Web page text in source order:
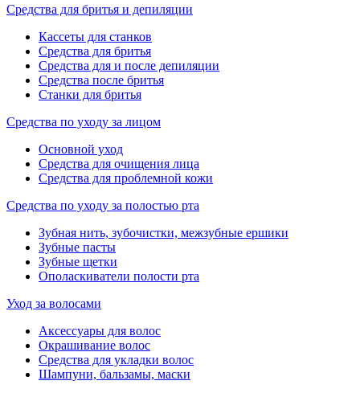
Средства для бритья и депиляции
Кассеты для станков
Средства для бритья
Средства для и после депиляции
Средства после бритья
Станки для бритья
Средства по уходу за лицом
Основной уход
Средства для очищения лица
Средства для проблемной кожи
Средства по уходу за полостью рта
Зубная нить, зубочистки, межзубные ершики
Зубные пасты
Зубные щетки
Ополаскиватели полости рта
Уход за волосами
Аксессуары для волос
Окрашивание волос
Средства для укладки волос
Шампуни, бальзамы, маски